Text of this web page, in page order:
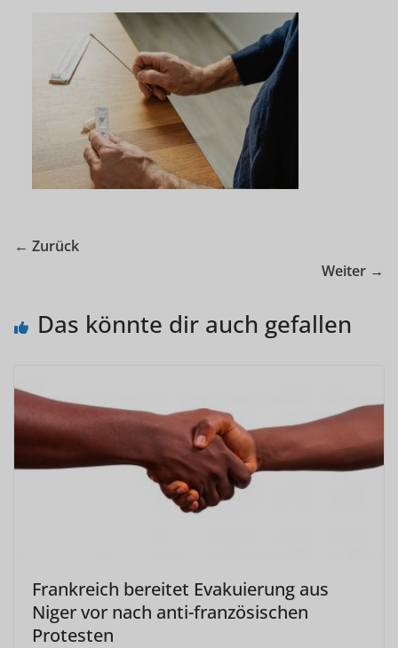
← Zurück
Weiter →
Das könnte dir auch gefallen
Frankreich bereitet Evakuierung aus
Niger vor nach anti-französischen
Protesten